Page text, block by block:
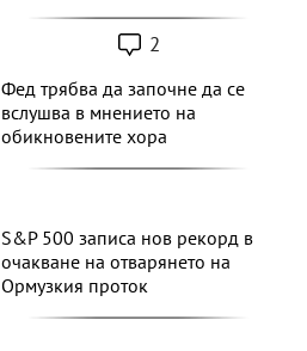
2
Фед трябва да започне да се
вслушва в мнението на
обикновените хора
S&P 500 записа нов рекорд в
очакване на отварянето на
Ормузкия проток